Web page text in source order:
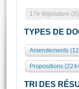
Présidence
577 députés
Groupes
Séance
Commissions
Europe et
Rôle et
Organisation
Présidence
Visiter
Visite virtuelle
Assister à une
17e législature (X)
TYPES DE
Amendements
Propositions
TRI DES